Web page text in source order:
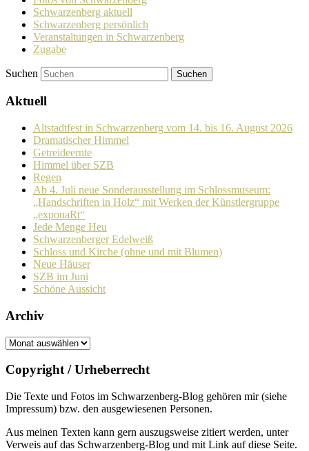
Schwarzenberg aktuell
Schwarzenberg persönlich
Veranstaltungen in Schwarzenberg
Zugabe
Suchen
Aktuell
Altstadtfest in Schwarzenberg vom 14. bis 16. August 2026
Dramatischer Himmel
Getreideernte
Himmel über SZB
Regen
Ab 4. Juli neue Sonderausstellung im Schlossmuseum:
„Handschriften in Holz“ mit Werken der Künstlergruppe
„exponaRt“
Jede Menge Heu
Schwarzenberger Edelweiß
Schloss und Kirche (ohne und mit Blumen)
Neue Häuser
SZB im Juni
Schöne Aussicht
Archiv
Archiv
Copyright / Urheberrecht
Die Texte und Fotos im Schwarzenberg-Blog gehören mir (siehe
Impressum) bzw. den ausge­wie­senen Personen.
Aus meinen Texten kann gern auszugs­weise zitiert werden, unter
Verweis auf das Schwarzenberg-Blog und mit Link auf diese Seite.